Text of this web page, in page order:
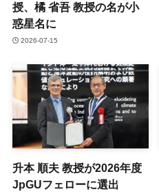
授、橘 省吾 教授の名が小
惑星名に
2026-07-15
升本 順夫 教授が2026年度
JpGUフェローに選出